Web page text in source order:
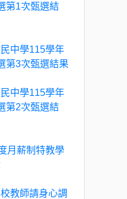
第1次甄選結
中學115學年
第3次甄選結果
中學115學年
第2次甄選結
月薪制特教學
教師請身心調